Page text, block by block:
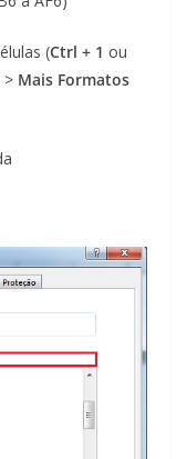
(Ctrl + 1 ou
> Mais Formatos